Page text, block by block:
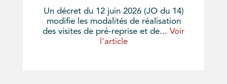
Un décret du 12 juin 2026 (JO du 14)
modifie les modalités de réalisation
des visites de pré-reprise et de... Voir
l'article